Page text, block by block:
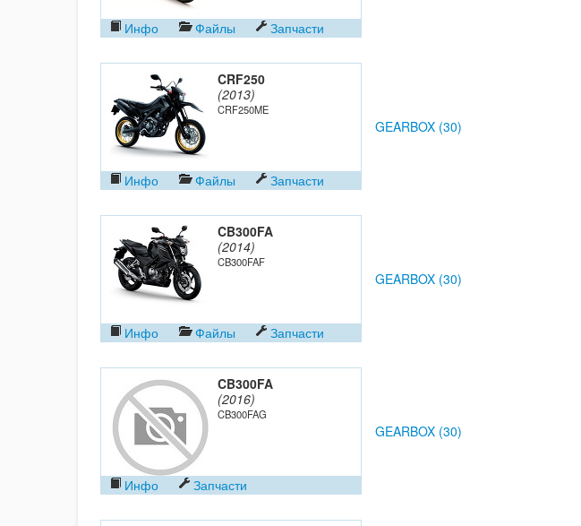
Инфо Файлы Запчасти
CRF250
(2013)
CRF250ME
Инфо Файлы Запчасти
GEARBOX (30)
CB300FA
(2014)
CB300FAF
Инфо Файлы Запчасти
GEARBOX (30)
CB300FA
(2016)
CB300FAG
Инфо Запчасти
GEARBOX (30)